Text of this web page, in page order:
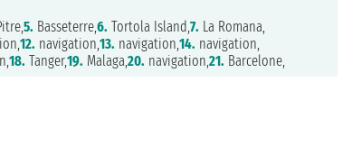
5. Basseterre,6. Tortola Island,7. La Romana,
12. navigation,13. navigation,14. navigation,
18. Tanger,19. Malaga,20. navigation,21. Barcelone,